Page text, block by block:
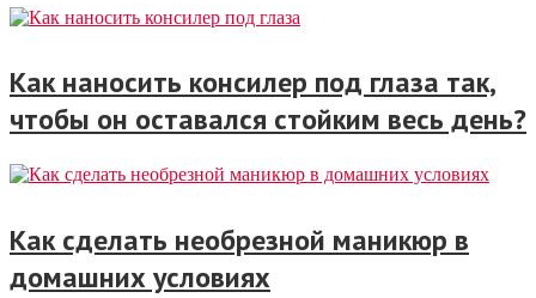
Как наносить консилер под глаза так,
чтобы он оставался стойким весь день?
Как сделать необрезной маникюр в
домашних условиях